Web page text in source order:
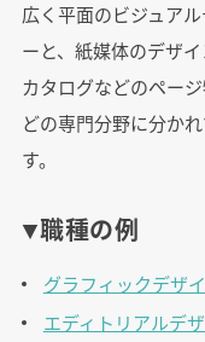
広く平面のビジュア
ーと、紙媒体のデザ
カタログなどのペー
どの専門分野に分か
す。
▼職種の例
グラフィックデザ
エディトリアルデ